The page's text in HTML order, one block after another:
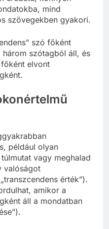
mind
szövegekben gyakori.
szó főként
szótagból áll, és
elvont
például olyan
vagy meghalad
valóságot
érték”).
amikor a
áll a mondatban